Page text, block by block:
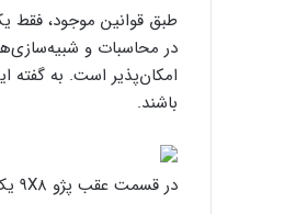
طبق قوانین موجود، فقط
در محاسبات و
امکان‌پذیر است. به
باشند.
در قسمت عقب پژو ۹X8 یک دیفیوزر بزرگ نصب شده است